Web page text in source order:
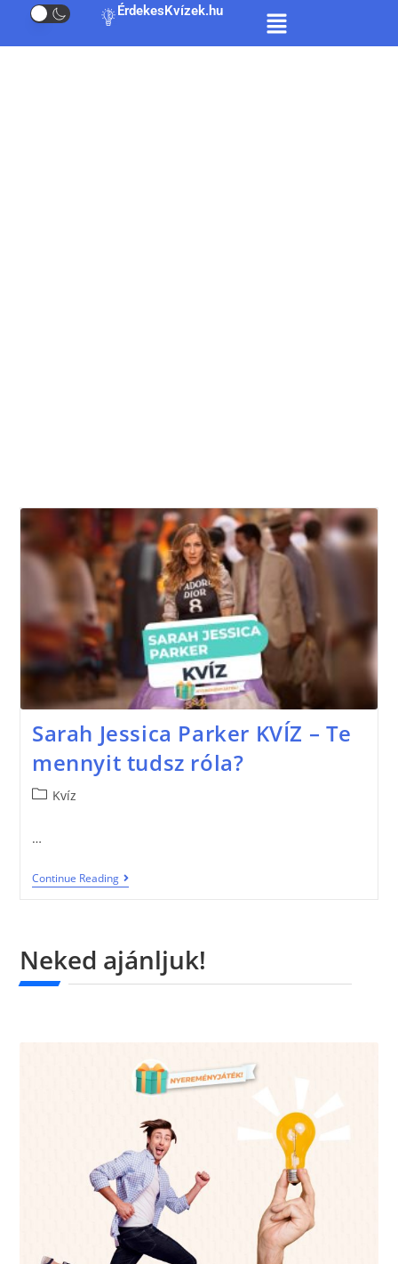
ÉrdekesKvízek.hu
Sarah Jessica Parker KVÍZ – Te
mennyit tudsz róla?
Kvíz
…
Continue Reading
Neked ajánljuk!